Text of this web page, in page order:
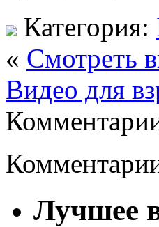
Категория:
« Смотреть
Видео для
Лучшее